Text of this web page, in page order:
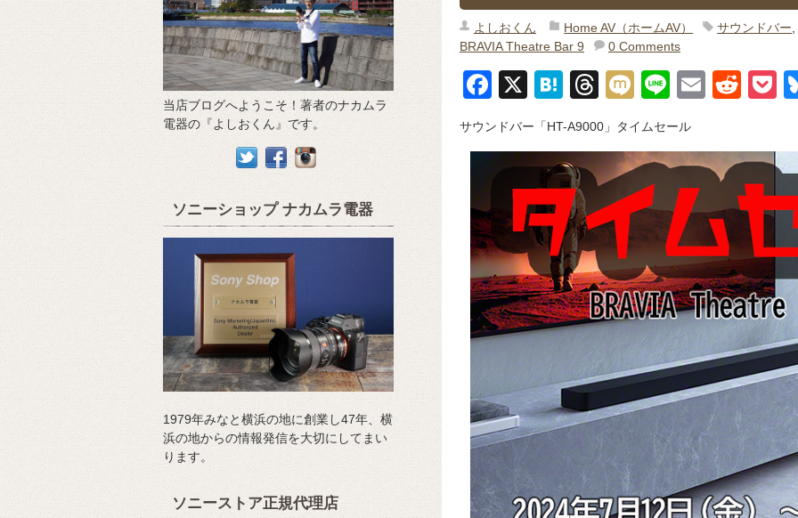
よしおくん Home AV（ホームAV） サウンドバー
BRAVIA Theatre Bar 9
0 Comments
F
a
c
e
o
o
k
X
H
e
n
a
T
hr
e
a
d
s
M
Li
e
E
R
di
t
P
サウンドバー「HT-A9000」タイムセール
当店ブログへようこそ！著者のナカムラ
電器の『よしおくん』です。
ソニーショップ ナカムラ電器
1979年みなと横浜の地に創業し47年、横
浜の地からの情報発信を大切にしてまい
ります。
ソニーストア正規代理店